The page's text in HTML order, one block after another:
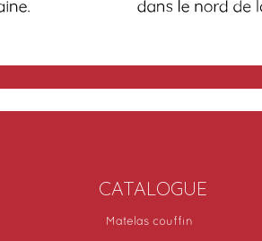
CATALOGUE
Matelas couffin